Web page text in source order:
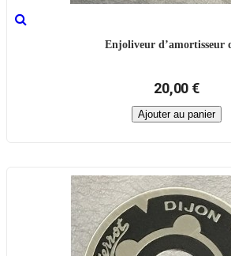
Enjoliveur d’amortisseur
20,00 €
Ajouter au panier